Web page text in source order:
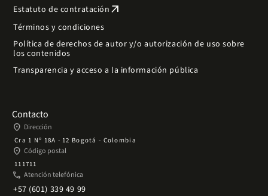
Estatuto de contratación arrow_outward
Términos y condiciones
Política de derechos de autor y/o autorización de uso sobre
los contenidos
Transparencia y acceso a la información pública
Contacto
place Dirección
Cra 1 Nº 18A - 12 Bogotá - Colombia
place Código postal
111711
phone Atención telefónica
+57 (601) 339 49 99